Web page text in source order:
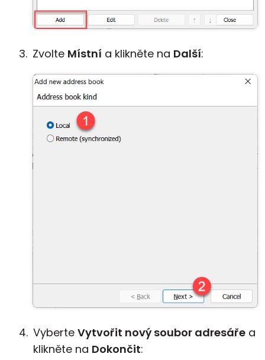
Zvolte Místní a klikněte na Další:
Vyberte Vytvořit nový soubor adresáře a
klikněte na Dokončit: